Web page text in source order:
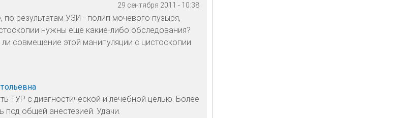
29 сентября 2011 - 10:38
результатам УЗИ - полип мочевого пузыря,
нужны еще какие-либо обследования?
совмещение этой манипуляции с цистоскопии
ТУР с диагностической и лечебной целью. Более
под общей анестезией. Удачи.